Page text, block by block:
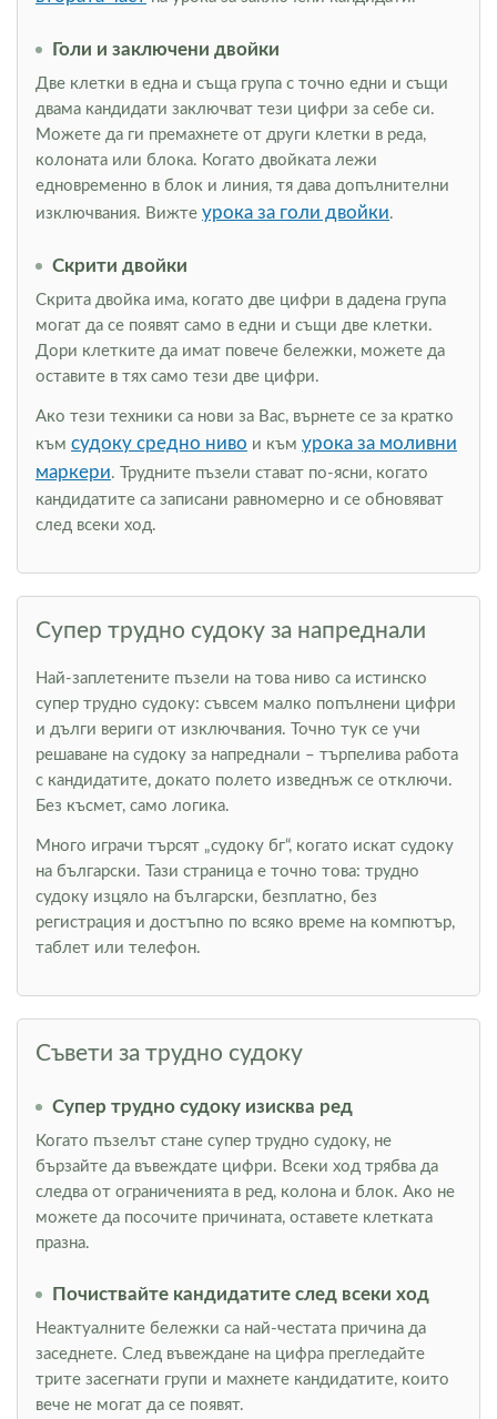
Голи и заключени двойки
Две клетки в една и съща група с точно едни и същи
двама кандидати заключват тези цифри за себе си.
Можете да ги премахнете от други клетки в реда,
колоната или блока. Когато двойката лежи
едновременно в блок и линия, тя дава допълнителни
изключвания. Вижте урока за голи двойки.
Скрити двойки
Скрита двойка има, когато две цифри в дадена група
могат да се появят само в едни и същи две клетки.
Дори клетките да имат повече бележки, можете да
оставите в тях само тези две цифри.
Ако тези техники са нови за Вас, върнете се за кратко
към судоку средно ниво и към урока за моливни
маркери. Трудните пъзели стават по-ясни, когато
кандидатите са записани равномерно и се обновяват
след всеки ход.
Супер трудно судоку за напреднали
Най-заплетените пъзели на това ниво са истинско
супер трудно судоку: съвсем малко попълнени цифри
и дълги вериги от изключвания. Точно тук се учи
решаване на судоку за напреднали – търпелива работа
с кандидатите, докато полето изведнъж се отключи.
Без късмет, само логика.
Много играчи търсят „судоку бг“, когато искат судоку
на български. Тази страница е точно това: трудно
судоку изцяло на български, безплатно, без
регистрация и достъпно по всяко време на компютър,
таблет или телефон.
Съвети за трудно судоку
Супер трудно судоку изисква ред
Когато пъзелът стане супер трудно судоку, не
бързайте да въвеждате цифри. Всеки ход трябва да
следва от ограниченията в ред, колона и блок. Ако не
можете да посочите причината, оставете клетката
празна.
Почиствайте кандидатите след всеки ход
Неактуалните бележки са най-честата причина да
заседнете. След въвеждане на цифра прегледайте
трите засегнати групи и махнете кандидатите, които
вече не могат да се появят.